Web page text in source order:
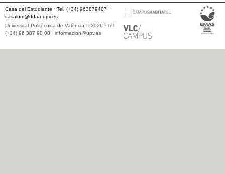
Casa del Estudiante · Tel. (+34) 963879407 ·
casalum@ddaa.upv.es
Universitat Politècnica de València © 2026 · Tel.
(+34) 96 387 90 00 · informacion@upv.es